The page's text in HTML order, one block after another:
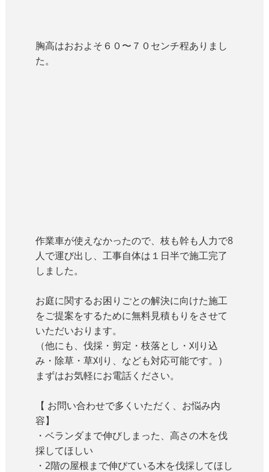
胸高はおおよそ６０〜７０センチ程ありまし
た。
作業車が使えなかったので、枝も幹も人力で8
人で運び出し、工事自体は１日半で施工完了
しました。
お庭に関するお困りごとの解決に向けた施工
をご提案をするために無料見積もりをさせて
いただいおります。
（他にも、 伐採・剪定・枝落とし・刈り込
み・除草・草刈り、 なども対応可能です。）
まずはお気軽にお電話ください。
【 お問い合わせで多くいただく、お悩み内
容】
・ベランダまで伸びしまった、高さの木を伐
採してほしい
・2階の屋根まで伸びている木を伐採してほし